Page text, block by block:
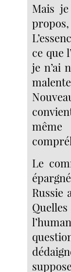
Mais
ce que
je n’ai
Le
Russie